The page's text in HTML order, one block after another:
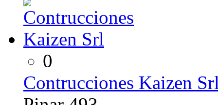
0
Contrucciones Kaizen